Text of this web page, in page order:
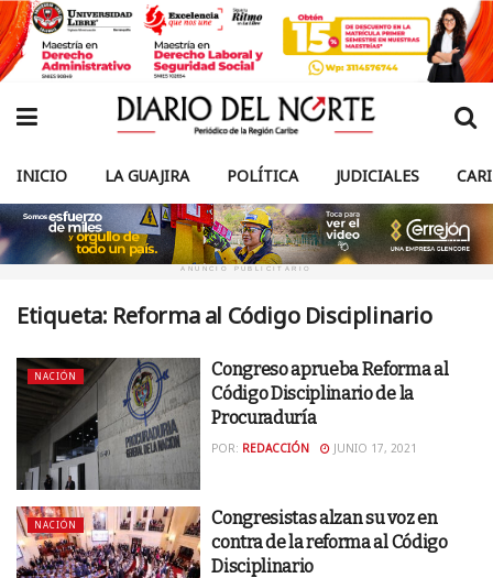
INICIO LA GUAJIRA POLÍTICA JUDICIALES
ANUNCIO PUBLICITARIO
Etiqueta: Reforma al Código Disciplinario
NACIÓN
Congreso aprueba Reforma al
Código Disciplinario de la
Procuraduría
POR: REDACCIÓN JUNIO 17, 2021
NACIÓN
Congresistas alzan su voz en
contra de la reforma al Código
Disciplinario